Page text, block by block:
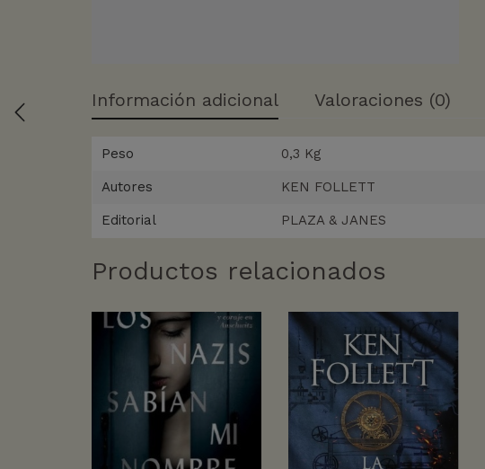
Información adicional Valoraciones (0)
Peso 0,3 Kg
Autores KEN FOLLETT
Editorial PLAZA & JANES
Productos relacionados